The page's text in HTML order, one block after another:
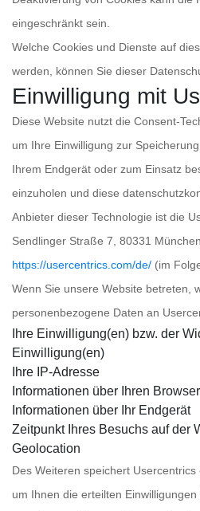
eingeschränkt sein.
Welche Cookies und Dienste auf
werden, können Sie dieser
Einwilligung mit
Diese Website nutzt die Consent-
um Ihre Einwilligung zur
Ihrem Endgerät oder zum Einsatz
einzuholen und diese
Anbieter dieser Technologie ist die
Sendlinger Straße 7, 80331
https://usercentrics.com/de/ (im
Wenn Sie unsere Website betreten,
personenbezogene Daten an
Ihre Einwilligung(en) bzw. der
Einwilligung(en)
Ihre IP-Adresse
Informationen über Ihren Browser
Informationen über Ihr Endgerät
Zeitpunkt Ihres Besuchs auf der
Geolocation
Des Weiteren speichert
um Ihnen die erteilten